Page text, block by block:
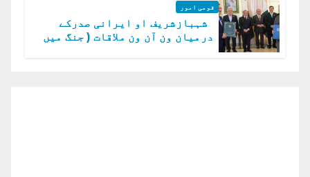
قومی امور
شہبازشریف او ایرانی صدرکے
درمیان ون آن ون ملاقات ( جنگ میں